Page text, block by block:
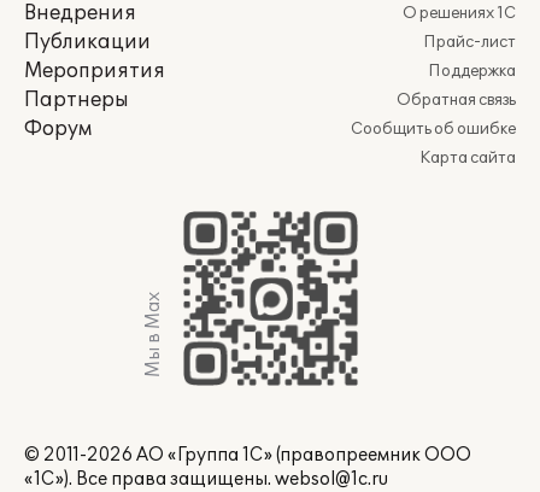
Внедрения
Публикации
Мероприятия
Партнеры
Форум
О решениях 1С
Прайс-лист
Поддержка
Обратная связь
Сообщить об ошибке
Карта сайта
Мы в Max
© 2011-2026 АО «Группа 1С» (правопреемник ООО
«1С»). Все права защищены. websol@1c.ru